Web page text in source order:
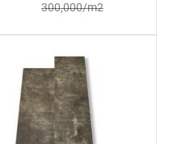
300,000/m2